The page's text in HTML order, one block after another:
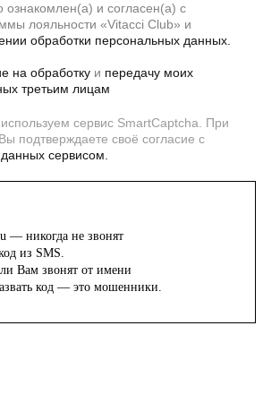
ознакомлен(а) и согласен(а) с
лояльности «Vitacci Club» и
обработки персональных данных.
на обработку и передачу моих
третьим лицам
сервис SmartCaptcha. При
подтверждаете своё согласие с
сервисом.
— никогда не звонят
из SMS.
Вам звонят от имени
код — это мошенники.